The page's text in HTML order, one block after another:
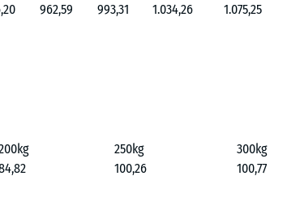
962,59 993,31 1.034,26 1.075,25
250kg
300kg
100,26 100,77